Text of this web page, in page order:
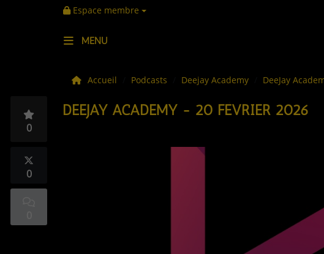
Espace membre
MENU
LA MUSIQUE
LES WEBRADIOS
Accueil Podcasts Deejay Academy DeeJay
DEEJAY ACADEMY - 20 FÉVRIER 2026
0
0